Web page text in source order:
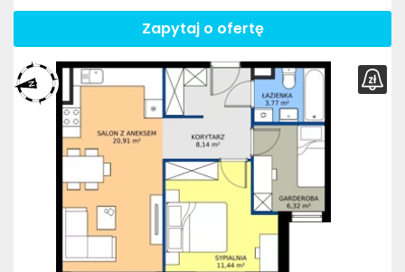
Zapytaj o ofertę